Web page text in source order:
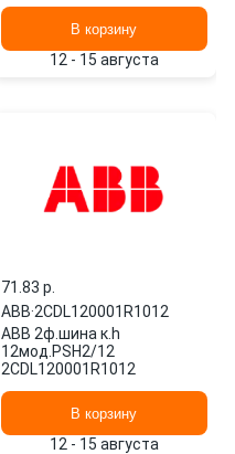
1SCA108690R1001 ABB
В корзину
12 - 15 августа
71.83 p.
ABB·2CDL120001R1012
ABB 2ф.шина к.h
12мод.PSH2/12
2CDL120001R1012
В корзину
12 - 15 августа